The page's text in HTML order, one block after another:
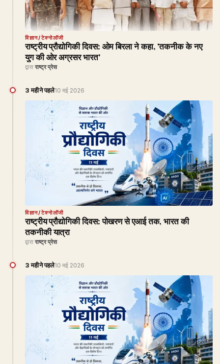
विज्ञान/टेक्नोलॉजी
राष्ट्रीय प्रौद्योगिकी दिवस: ओम बिरला ने कहा, 'तकनीक के नए
युग की ओर अग्रसर भारत'
द्वारा राष्ट्र प्रेस
3 महीने पहले10 मई 2026
विज्ञान/टेक्नोलॉजी
राष्ट्रीय प्रौद्योगिकी दिवस: पोखरण से एआई तक, भारत की
तकनीकी यात्रा
द्वारा राष्ट्र प्रेस
3 महीने पहले10 मई 2026